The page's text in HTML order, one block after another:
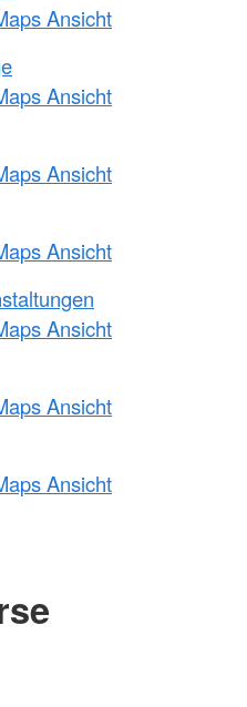
Ansicht
Ansicht
Ansicht
Ansicht
Ansicht
Ansicht
Ansicht